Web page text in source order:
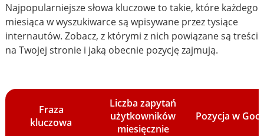
Najpopularniejsze słowa kluczowe to takie, które każdego
miesiąca w wyszukiwarce są wpisywane przez tysiące
internautów. Zobacz, z którymi z nich powiązane są treści
na Twojej stronie i jaką obecnie pozycję zajmują.
Fraza
kluczowa
Liczba zapytań
użytkowników
miesięcznie
Pozycja w